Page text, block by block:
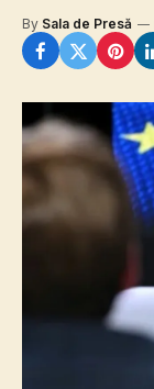
By Sala de Presă